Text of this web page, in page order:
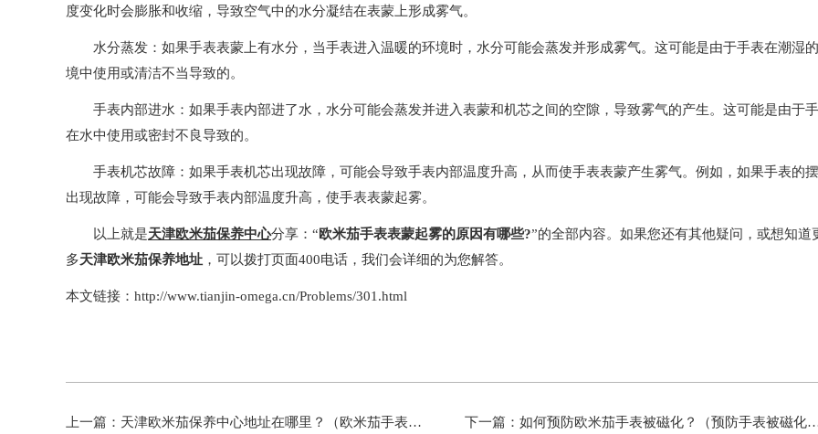
度变化时会膨胀和收缩，导致空气中的水分凝结在表蒙上形成雾气。
水分蒸发：如果手表表蒙上有水分，当手表进入温暖的环境时，水分可能会蒸发并形成雾气。这可能是由于手表在潮湿
境中使用或清洁不当导致的。
手表内部进水：如果手表内部进了水，水分可能会蒸发并进入表蒙和机芯之间的空隙，导致雾气的产生。这可能是由于
在水中使用或密封不良导致的。
手表机芯故障：如果手表机芯出现故障，可能会导致手表内部温度升高，从而使手表表蒙产生雾气。例如，如果手表的
出现故障，可能会导致手表内部温度升高，使手表表蒙起雾。
以上就是天津欧米茄保养中心分享：“欧米茄手表表蒙起雾的原因有哪些?”的全部内容。如果您还有其他疑问，或想知道
多天津欧米茄保养地址 ，可以拨打页面400电话，我们会详细的为您解答。
本文链接：http://www.tianjin-omega.cn/Problems/301.html
上一篇： 天津欧米茄保养中心地址在哪里？（欧米茄手表保养） 下一篇： 如何预防欧米茄手表被磁化？（预防手表被磁化的方法）